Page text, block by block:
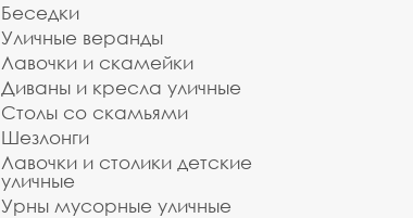
Беседки
Уличные веранды
Лавочки и скамейки
Диваны и кресла уличные
Столы со скамьями
Шезлонги
Лавочки и столики детские
уличные
Урны мусорные уличные